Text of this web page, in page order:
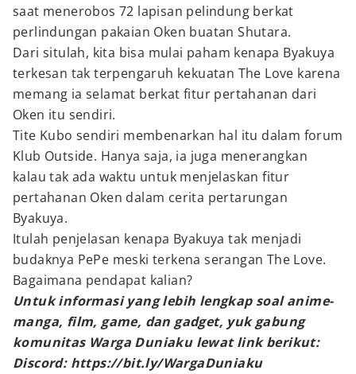
saat menerobos 72 lapisan pelindung berkat
perlindungan pakaian Oken buatan Shutara.
Dari situlah, kita bisa mulai paham kenapa Byakuya
terkesan tak terpengaruh kekuatan The Love karena
memang ia selamat berkat fitur pertahanan dari
Oken itu sendiri.
Tite Kubo sendiri membenarkan hal itu dalam forum
Klub Outside. Hanya saja, ia juga menerangkan
kalau tak ada waktu untuk menjelaskan fitur
pertahanan Oken dalam cerita pertarungan
Byakuya.
Itulah penjelasan kenapa Byakuya tak menjadi
budaknya PePe meski terkena serangan The Love.
Bagaimana pendapat kalian?
Untuk informasi yang lebih lengkap soal anime-
manga, film, game, dan gadget, yuk gabung
komunitas Warga Duniaku lewat link berikut:
Discord: https://bit.ly/WargaDuniaku